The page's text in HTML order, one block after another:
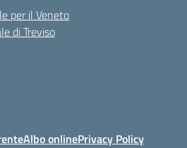
per il Veneto
di Treviso
Albo onlinePrivacy Policy